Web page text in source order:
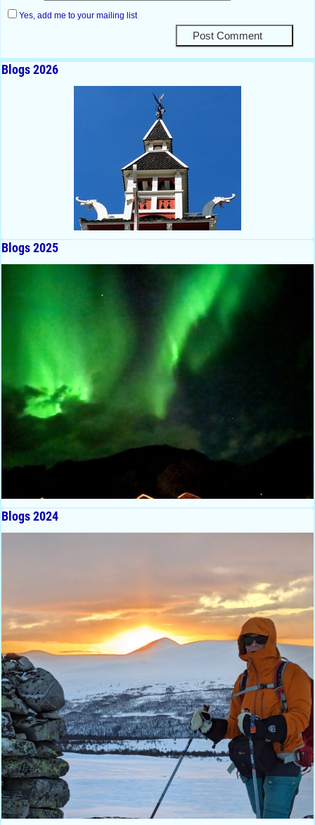
Yes, add me to your mailing list
Blogs 2026
Blogs 2025
Blogs 2024